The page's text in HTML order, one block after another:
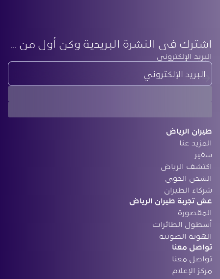
اشترك في النشرة البريدية وكن أول من يعرف أحدث أخبارنا
‏البريد الإلكتروني
طيران الرياض
المزيد عنا
سفير
‏اكتشف الرياض
الشحن الجوي
‏شركاء الطيران
‏عش تجربة طيران الرياض
المقصورة
أسطول الطائرات
الهوية الصوتية
تواصل معنا
تواصل معنا
مركز الإعلام